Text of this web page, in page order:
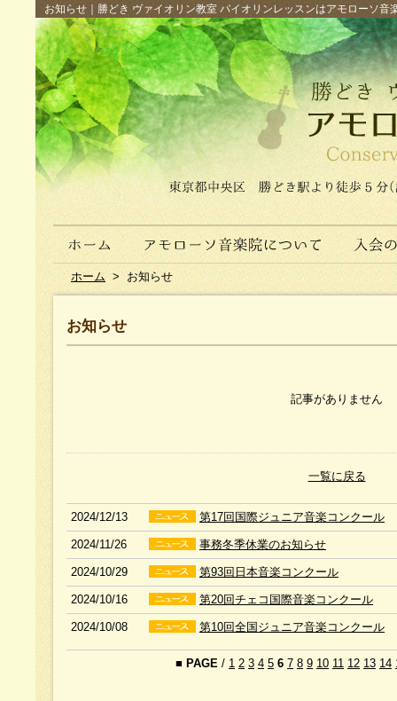
お知らせ｜勝どき ヴァイオリン教室 バイオリンレッスンはアモローソ
ホーム > お知らせ
お知らせ
記事がありません
一覧に戻る
2024/12/13 第17回国際ジュニア音楽コンクール
2024/11/26 事務冬季休業のお知らせ
2024/10/29 第93回日本音楽コンクール
2024/10/16 第20回チェコ国際音楽コンクール
2024/10/08 第10回全国ジュニア音楽コンクール
■ PAGE / 1 2 3 4 5 6 7 8 9 10 11 12 13 14